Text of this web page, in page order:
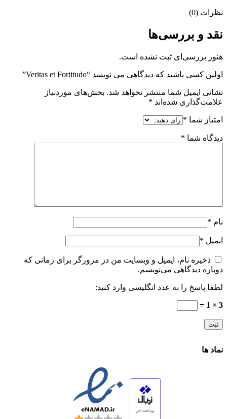
نظرات (0)
نقد و بررسی‌ها
هنوز بررسی‌ای ثبت نشده است.
اولین کسی باشید که دیدگاهی می نویسد “Veritas et Fortitudo”
نشانی ایمیل شما منتشر نخواهد شد. بخش‌های موردنیاز
علامت‌گذاری شده‌اند *
امتیاز شما *
دیدگاه شما *
نام *
ایمیل *
ذخیره نام، ایمیل و وبسایت من در مرورگر برای زمانی که
دوباره دیدگاهی می‌نویسم.
لطفا پاسخ را به عدد انگلیسی وارد کنید:
3 × 1 =
نماد ها